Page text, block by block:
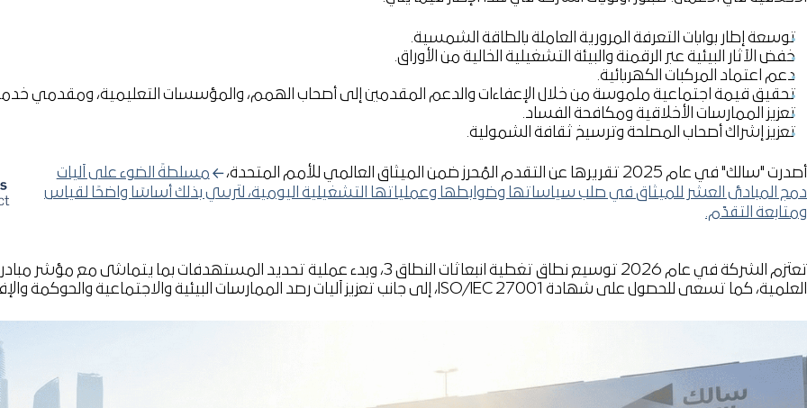
توسعة إطار بوابات التعرفة المرورية العاملة بالطاقة الشمسية.
خفض الآثار البيئية عبر الرقمنة والبيئة التشغيلية الخالية من الأوراق.
دعم اعتماد المركبات الكهربائية.
تحقيق قيمة اجتماعية ملموسة من خلال الإعفاءات والدعم المقدمين إلى أصحاب الهمم، والمؤسسات التعليمية، ومقدمي
تعزيز الممارسات الأخلاقية ومكافحة الفساد.
تعزيز إشراك أصحاب المصلحة وترسيخ ثقافة الشمولية.
أصدرت "سالك" في عام 2025 تقريرها عن التقدم المُحرز ضمن الميثاق العالمي للأمم المتحدة،
مسلطةً الضوء على آليات
دمج المبادئ العشر للميثاق في صلب سياساتها وضوابطها وعملياتها التشغيلية اليومية، لترسي بذلك أساسًا واضحًا لقياس
ومتابعة التقدّم.
تعتزم الشركة في عام 2026 توسيع نطاق تغطية انبعاثات النطاق 3، وبدء عملية تحديد المستهدفات
العلمية، كما تسعى للحصول على شهادة ISO/IEC 27001، إلى جانب تعزيز آليات رصد الممارسات البيئية والاجتماعية والحوكمة والإفصاحات ذات الصلة بها.